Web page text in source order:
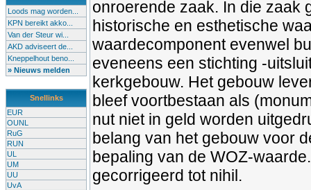
Loods mag worden...
KPN bereikt akko...
Van der Steur wi...
AKD adviseert de...
Kneppelhout beno...
» Nieuws melden
Snellinks
EUR
OUNL
RuG
RUN
UL
UM
UU
UvA
onroerende zaak. In die zaak
historische en esthetische
waardecomponent evenwel
eveneens een stichting -
kerkgebouw. Het gebouw
bleef voortbestaan als
nut niet in geld worden
belang van het gebouw voor
bepaling van de WOZ-
gecorrigeerd tot nihil.